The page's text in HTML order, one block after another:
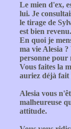
Le mien d'ex,
lui. Je
le tirage de
est bien revenu.
En quoi je
ma vie Alesia ?
personne pour
Vous faites la
auriez déjà
Alesia vous
malheureuse
attitude.